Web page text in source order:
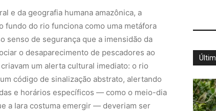
e da geografia humana amazônica, a
fundo do rio funciona como uma metáfora
senso de segurança que a imensidão da
o desaparecimento de pescadores ao
um alerta cultural imediato: o rio
código de sinalização abstrato, alertando
e horários específicos — como o meio-dia
a Iara costuma emergir — deveriam ser